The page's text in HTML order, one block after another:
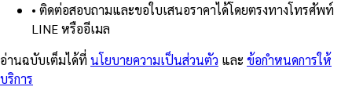
• ติดต่อสอบถามและขอใบเสนอราคาได้โดยตรงทางโทรศัพท์
LINE หรืออีเมล
อ่านฉบับเต็มได้ที่ นโยบายความเป็นส่วนตัว และ ข้อกำหนดการให้
บริการ